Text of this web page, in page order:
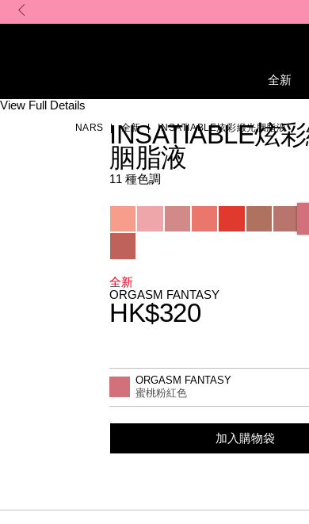
Skip
全新
NARS 全新 INSATIABLE炫彩緞光胭脂液
Details
/zh/
Item
194251171258_hk
View Full Details
INSATIABLE炫
胭脂液
11 種色調
Variations
全新
ORGASM FANTASY
HK$320
to
options
Actions
差別
ORGASM FANTASY
蜜桃粉紅色
加入購物袋